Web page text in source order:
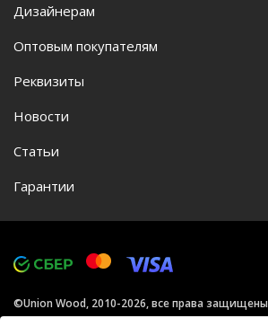
Дизайнерам
Оптовым покупателям
Реквизиты
Новости
Статьи
Гарантии
©Union Wood, 2010-2026, все права защищены